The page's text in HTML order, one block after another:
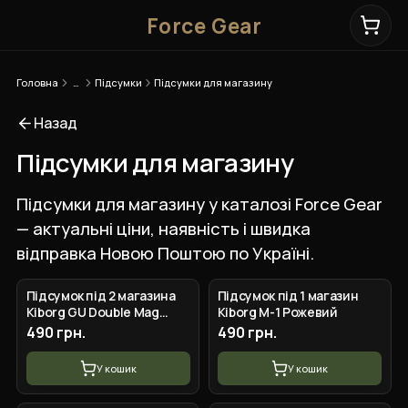
Force Gear
Головна Підсумки Підсумки для магазину
Назад
Підсумки для магазину
Підсумки для магазину у каталозі Force Gear
— актуальні ціни, наявність і швидка
відправка Новою Поштою по Україні.
Підсумок під 2 магазина
Kiborg GU Double Mag
Pouch Чорний мультикам
490 грн.
У кошик
Підсумок під 1 магазин
Kiborg M-1 Рожевий
490 грн.
У кошик